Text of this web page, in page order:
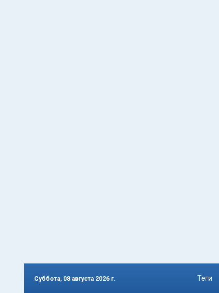
Суббота, 08 августа 2026 г. Теги